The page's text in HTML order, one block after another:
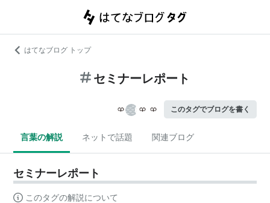
はてなブログ トップ
セミナーレポート
このタグでブログを書く
言葉の解説 ネットで話題 関連ブログ
セミナーレポート
このタグの解説について